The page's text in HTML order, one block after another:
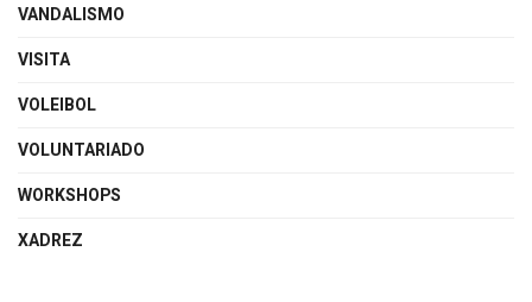
VANDALISMO
VISITA
VOLEIBOL
VOLUNTARIADO
WORKSHOPS
XADREZ